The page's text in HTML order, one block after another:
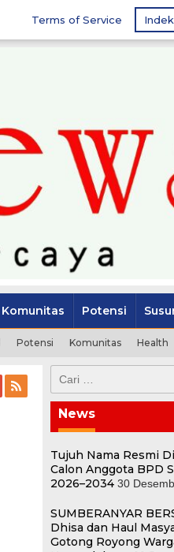
Terms of Service
Komunitas Potensi
Potensi Komunitas Health
untuk:
News
Tujuh Nama Resmi
Calon Anggota BPD
2026–2034 30
SUMBERANYAR
Dhisa dan Haul
Gotong Royong